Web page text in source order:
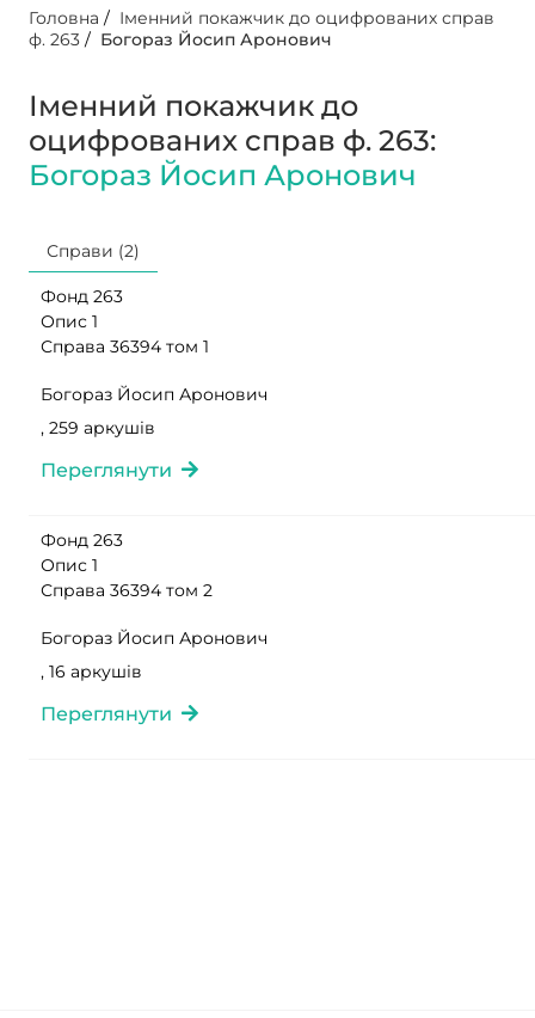
Головна / Іменний покажчик до оцифрованих справ
ф. 263 / Богораз Йосип Аронович
Іменний покажчик до
оцифрованих справ ф. 263:
Богораз Йосип Аронович
Справи (2)
Фонд 263
Опис 1
Справа 36394 том 1
Богораз Йосип Аронович
, 259 аркушів
Переглянути
Фонд 263
Опис 1
Справа 36394 том 2
Богораз Йосип Аронович
, 16 аркушів
Переглянути